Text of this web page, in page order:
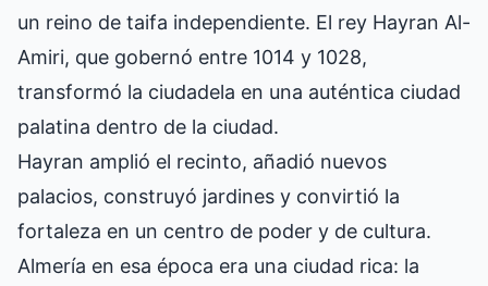
un reino de taifa independiente. El rey Hayran Al-
Amiri, que gobernó entre 1014 y 1028,
transformó la ciudadela en una auténtica ciudad
palatina dentro de la ciudad.
Hayran amplió el recinto, añadió nuevos
palacios, construyó jardines y convirtió la
fortaleza en un centro de poder y de cultura.
Almería en esa época era una ciudad rica: la